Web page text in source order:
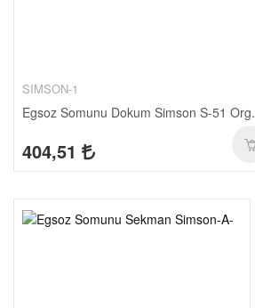
SIMSON-1
Egsoz Somunu Dokum Simson S-51 Org.
404,51